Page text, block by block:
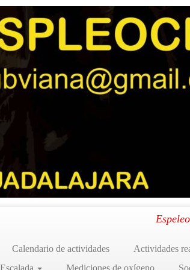
Calendario de actividades Actividades
Mediciones de oxígeno